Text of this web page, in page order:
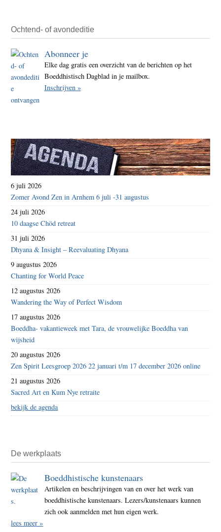
Ochtend- of avondeditie
Abonneer je
Elke dag gratis een overzicht van de berichten op het
Boeddhistisch Dagblad in je mailbox.
Inschrijven »
6 juli 2026
Zomer Avond Zen in Arnhem 6 juli -31 augustus
24 juli 2026
10 daagse Chöd retreat
31 juli 2026
Dhyana & Insight – Reevaluating Dhyana
9 augustus 2026
Chanting for World Peace
12 augustus 2026
Wandering the Way of Perfect Wisdom
17 augustus 2026
Boeddha- vakantieweek met Tara, de vrouwelijke Boeddha van
wijsheid
20 augustus 2026
Zen Spirit Leesgroep 2026 22 januari t/m 17 december 2026 online
21 augustus 2026
Sacred Art en Kum Nye retraite
bekijk de agenda
De werkplaats
Boeddhistische kunstenaars
Artikelen en beschrijvingen van en over het werk van
boeddhistische kunstenaars. Lezers/kunstenaars kunnen
zich ook aanmelden met hun eigen werk.
lees meer »